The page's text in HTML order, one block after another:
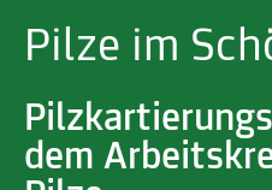
Pilze im
dem